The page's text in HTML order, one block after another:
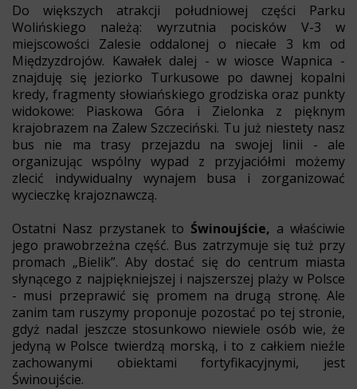
Do większych atrakcji południowej części Parku
Wolińskiego należą: wyrzutnia pocisków V-3 w
miejscowości Zalesie oddalonej o niecałe 3 km od
Międzyzdrojów. Kawałek dalej - w wiosce Wapnica -
znajduję się jeziorko Turkusowe po dawnej kopalni
kredy, fragmenty słowiańskiego grodziska oraz punkty
widokowe: Piaskowa Góra i Zielonka z pięknym
krajobrazem na Zalew Szczeciński. Tu już niestety nasz
bus nie ma trasy przejazdu na swojej linii - ale
organizując wspólny wypad z przyjaciółmi możemy
zlecić indywidualny wynajem busa i zorganizować
wycieczkę krajoznawczą.
Ostatni Nasz przystanek to Świnoujście, a właściwie
jego prawobrzeżna część. Bus zatrzymuje się tuż przy
promach „Bielik”. Aby dostać się do centrum miasta
słynącego z najpiękniejszej i najszerszej plaży w Polsce
- musi przeprawić się promem na drugą stronę. Ale
zanim tam ruszymy proponuje pozostać po tej stronie,
gdyż nadal jeszcze stosunkowo niewiele osób wie, że
jedyną w Polsce twierdzą morską, i to z całkiem nieźle
zachowanymi obiektami fortyfikacyjnymi, jest
Świnoujście.